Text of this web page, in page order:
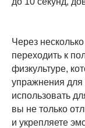
Через
переходить к
физкультуре,
упражнения для
использовать
вы не только
и укрепляете